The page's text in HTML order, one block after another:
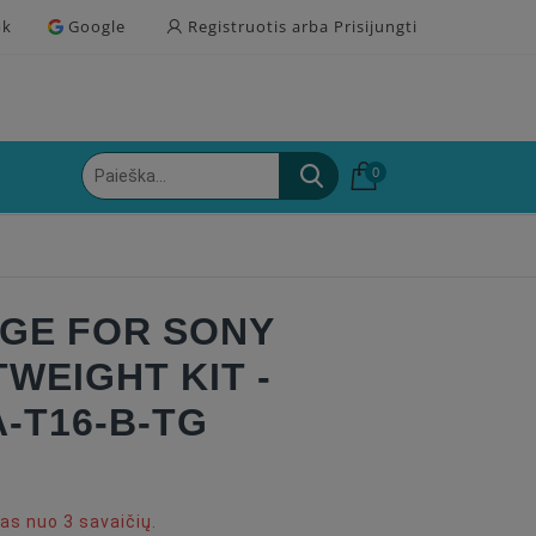
Google Registruotis arba Prisijungti
0
FOR SONY
KIT -
T16-B-TG
nuo 3 savaičių.